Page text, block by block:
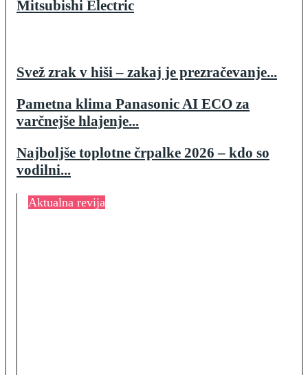
Mitsubishi Electric
Svež zrak v hiši – zakaj je prezračevanje...
Pametna klima Panasonic AI ECO za
varčnejše hlajenje...
Najboljše toplotne črpalke 2026 – kdo so
vodilni...
Aktualna revija